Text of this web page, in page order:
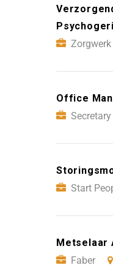
Zorgwerk
Office
Start
Metselaar
Faber